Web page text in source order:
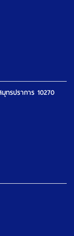
ทรปราการ 10270